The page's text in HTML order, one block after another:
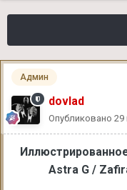
Админ
dovlad
Опубликовано 29
Astra G /